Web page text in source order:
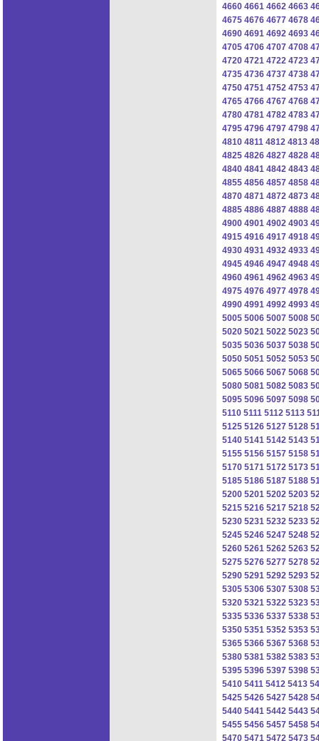
4660 4661 4662 4663
4675 4676 4677 4678
4690 4691 4692 4693
4705 4706 4707 4708
4720 4721 4722 4723
4735 4736 4737 4738
4750 4751 4752 4753
4765 4766 4767 4768
4780 4781 4782 4783
4795 4796 4797 4798
4810 4811 4812 4813
4825 4826 4827 4828
4840 4841 4842 4843
4855 4856 4857 4858
4870 4871 4872 4873
4885 4886 4887 4888
4900 4901 4902 4903
4915 4916 4917 4918
4930 4931 4932 4933
4945 4946 4947 4948
4960 4961 4962 4963
4975 4976 4977 4978
4990 4991 4992 4993
5005 5006 5007 5008
5020 5021 5022 5023
5035 5036 5037 5038
5050 5051 5052 5053
5065 5066 5067 5068
5080 5081 5082 5083
5095 5096 5097 5098
5110 5111 5112 5113
5125 5126 5127 5128
5140 5141 5142 5143
5155 5156 5157 5158
5170 5171 5172 5173
5185 5186 5187 5188
5200 5201 5202 5203
5215 5216 5217 5218
5230 5231 5232 5233
5245 5246 5247 5248
5260 5261 5262 5263
5275 5276 5277 5278
5290 5291 5292 5293
5305 5306 5307 5308
5320 5321 5322 5323
5335 5336 5337 5338
5350 5351 5352 5353
5365 5366 5367 5368
5380 5381 5382 5383
5395 5396 5397 5398
5410 5411 5412 5413
5425 5426 5427 5428
5440 5441 5442 5443
5455 5456 5457 5458
5470 5471 5472 5473